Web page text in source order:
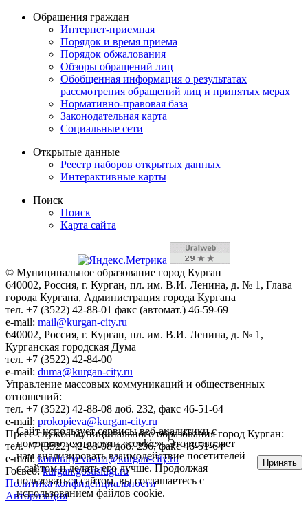
Обращения граждан
Интернет-приемная
Порядок и время приема
Порядок обжалования
Обзоры обращений лиц
Обобщенная информация о результатах
рассмотрения обращений лиц и принятых мерах
Нормативно-правовая база
Законодательная карта
Социальные сети
Открытые данные
Реестр наборов открытых данных
Интерактивные карты
Поиск
Поиск
Карта сайта
© Муниципальное образование город Курган
640002, Россия, г. Курган, пл. им. В.И. Ленина, д. № 1, Глава
города Кургана, Администрация города Кургана
тел. +7 (3522) 42-88-01 факс (автомат.) 46-59-69
e-mail: mail@kurgan-city.ru
640002, Россия, г. Курган, пл. им. В.И. Ленина, д. № 1,
Курганская городская Дума
тел. +7 (3522) 42-84-00
e-mail: duma@kurgan-city.ru
Управление массовых коммуникаций и общественных
отношений:
тел. +7 (3522) 42-88-08 доб. 232, факс 46-51-64
e-mail: prokopieva@kurgan-city.ru
Пресс-служба муниципального образования город Курган:
тел. +7 (3522) 42-88-08 доб. 236, факс 46-51-64
e-mail:kondratyeva-ma@kurgan-city.ru
Госвеб:kurgan.gosuslugi.ru
Политика конфиденциальности
Авторизация
Сайт использует сервисы веб-аналитики с
помощью технологии «cookie». Это позволяет
нам анализировать взаимодействие посетителей
с сайтом и делать его лучше. Продолжая
пользоваться сайтом, вы соглашаетесь с
использованием файлов cookie.
Принять